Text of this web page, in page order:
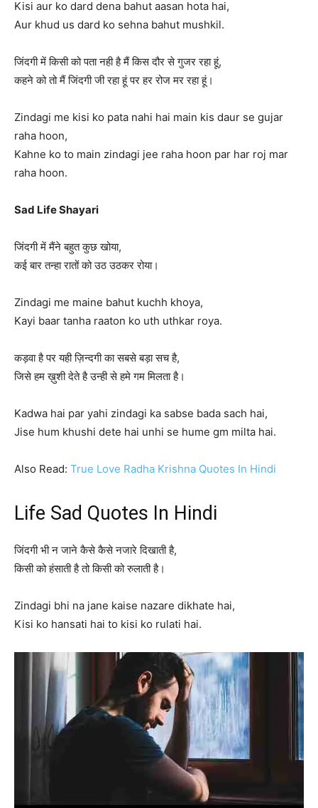
Kisi aur ko dard dena bahut aasan hota hai,
Aur khud us dard ko sehna bahut mushkil.
जिंदगी में किसी को पता नही है मैं किस दौर से गुजर रहा हूं,
कहने को तो मैं जिंदगी जी रहा हूं पर हर रोज मर रहा हूं।
Zindagi me kisi ko pata nahi hai main kis daur se gujar
raha hoon,
Kahne ko to main zindagi jee raha hoon par har roj mar
raha hoon.
Sad Life Shayari
जिंदगी में मैंने बहुत कुछ खोया,
कई बार तन्हा रातों को उठ उठकर रोया।
Zindagi me maine bahut kuchh khoya,
Kayi baar tanha raaton ko uth uthkar roya.
कड़वा है पर यही ज़िन्दगी का सबसे बड़ा सच है,
जिसे हम ख़ुशी देते है उन्ही से हमे गम मिलता है।
Kadwa hai par yahi zindagi ka sabse bada sach hai,
Jise hum khushi dete hai unhi se hume gm milta hai.
Also Read: True Love Radha Krishna Quotes In Hindi
Life Sad Quotes In Hindi
जिंदगी भी न जाने कैसे कैसे नजारे दिखाती है,
किसी को हंसाती है तो किसी को रुलाती है।
Zindagi bhi na jane kaise nazare dikhate hai,
Kisi ko hansati hai to kisi ko rulati hai.